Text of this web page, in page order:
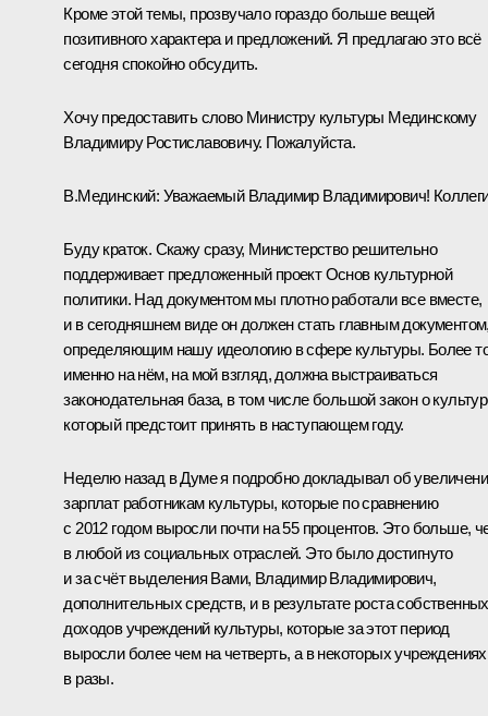
Кроме этой темы, прозвучало гораздо больше вещей
позитивного характера и предложений. Я предлагаю это всё
сегодня спокойно обсудить.
Хочу предоставить слово Министру культуры Мединскому
Владимиру Ростиславовичу. Пожалуйста.
В.Мединский: Уважаемый Владимир Владимирович!
Буду краток. Скажу сразу, Министерство решительно
поддерживает предложенный проект Основ культурной
политики. Над документом мы плотно работали все вместе,
и в сегодняшнем виде он должен стать главным
определяющим нашу идеологию в сфере культуры. Более
именно на нём, на мой взгляд, должна выстраиваться
законодательная база, в том числе большой закон о
который предстоит принять в наступающем году.
Неделю назад в Думе я подробно докладывал об
зарплат работникам культуры, которые по сравнению
с 2012 годом выросли почти на 55 процентов. Это больше,
в любой из социальных отраслей. Это было достигнуто
и за счёт выделения Вами, Владимир Владимирович,
дополнительных средств, и в результате роста собственных
доходов учреждений культуры, которые за этот период
выросли более чем на четверть, а в некоторых
в разы.